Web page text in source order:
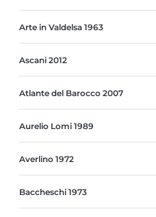
Arte in Valdelsa 1963
Ascani 2012
Atlante del Barocco 2007
Aurelio Lomi 1989
Averlino 1972
Baccheschi 1973